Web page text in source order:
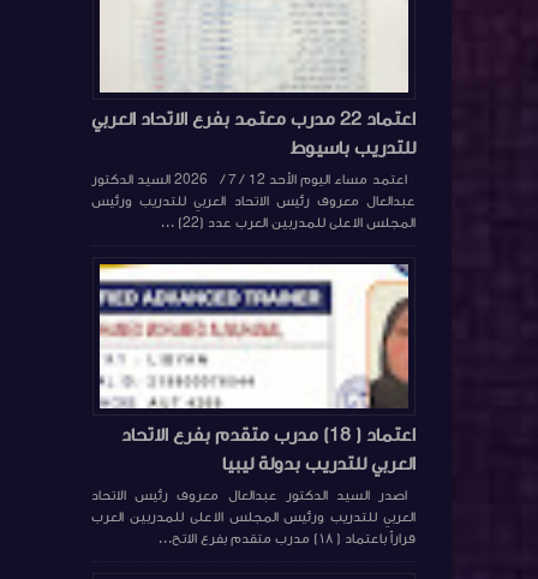
اعتماد 22 مدرب معتمد بفرع الاتحاد العربي
للتدريب باسيوط
اعتمد مساء اليوم الأحد 12 / 7 / 2026 السيد الدكتور
عبدالعال معروف رئيس الاتحاد العربي للتدريب ورئيس
المجلس الاعلى للمدربين العرب عدد (22) ...
اعتماد ( 18) مدرب متقدم بفرع الاتحاد
العربي للتدريب بدولة ليبيا
اصدر السيد الدكتور عبدالعال معروف رئيس الاتحاد
العربي للتدريب ورئيس المجلس الاعلى للمدربين العرب
قراراً باعتماد ( ١٨) مدرب متقدم بفرع الاتح...